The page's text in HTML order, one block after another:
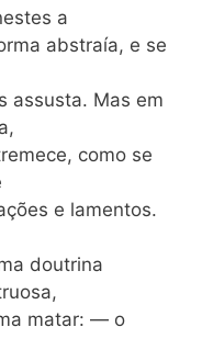
a
abstraía, e se
assusta. Mas em
como se
e lamentos.
doutrina
matar: — o